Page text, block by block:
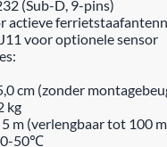
(Sub-D, 9-pins)
actieve
voor optionele sensor
cm (zonder
kg
m (verlengbaar tot 100
0-50℃